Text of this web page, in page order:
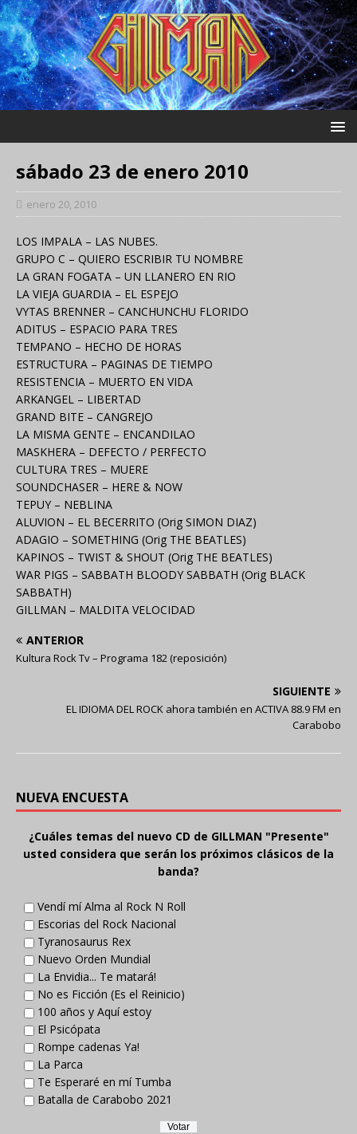
sábado 23 de enero 2010
enero 20, 2010
LOS IMPALA – LAS NUBES.
GRUPO C – QUIERO ESCRIBIR TU NOMBRE
LA GRAN FOGATA – UN LLANERO EN RIO
LA VIEJA GUARDIA – EL ESPEJO
VYTAS BRENNER – CANCHUNCHU FLORIDO
ADITUS – ESPACIO PARA TRES
TEMPANO – HECHO DE HORAS
ESTRUCTURA – PAGINAS DE TIEMPO
RESISTENCIA – MUERTO EN VIDA
ARKANGEL – LIBERTAD
GRAND BITE – CANGREJO
LA MISMA GENTE – ENCANDILAO
MASKHERA – DEFECTO / PERFECTO
CULTURA TRES – MUERE
SOUNDCHASER – HERE & NOW
TEPUY – NEBLINA
ALUVION – EL BECERRITO (Orig SIMON DIAZ)
ADAGIO – SOMETHING (Orig THE BEATLES)
KAPINOS – TWIST & SHOUT (Orig THE BEATLES)
WAR PIGS – SABBATH BLOODY SABBATH (Orig BLACK
SABBATH)
GILLMAN – MALDITA VELOCIDAD
ANTERIOR
Kultura Rock Tv – Programa 182 (reposición)
SIGUIENTE
EL IDIOMA DEL ROCK ahora también en ACTIVA 88.9 FM en
Carabobo
NUEVA ENCUESTA
¿Cuáles temas del nuevo CD de GILLMAN "Presente"
usted considera que serán los próximos clásicos de la
banda?
Vendí mí Alma al Rock N Roll
Escorias del Rock Nacional
Tyranosaurus Rex
Nuevo Orden Mundial
La Envidia... Te matará!
No es Ficción (Es el Reinicio)
100 años y Aquí estoy
El Psicópata
Rompe cadenas Ya!
La Parca
Te Esperaré en mí Tumba
Batalla de Carabobo 2021